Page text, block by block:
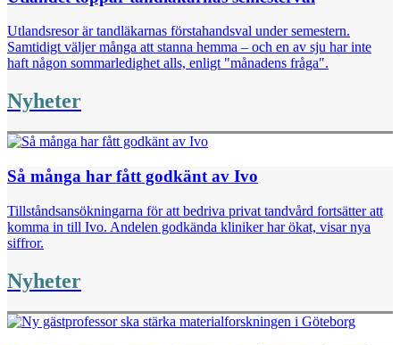
Utlandsresor är tandläkarnas förstahandsval under semestern.
Samtidigt väljer många att stanna hemma – och en av sju har inte
haft någon sommarledighet alls, enligt "månadens fråga".
Nyheter
Så många har fått godkänt av Ivo
Tillståndsansökningarna för att bedriva privat tandvård fortsätter att
komma in till Ivo. Andelen godkända kliniker har ökat, visar nya
siffror.
Nyheter